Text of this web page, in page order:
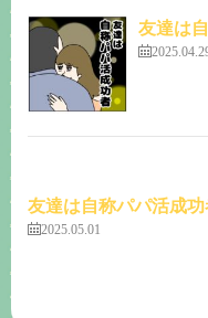
友達は
友達は自称パパ活成
2025.05.01